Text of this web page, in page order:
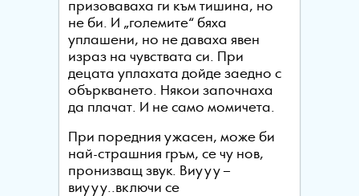
призоваваха ги към тишина, но
не би. И „големите“ бяха
уплашени, но не даваха явен
израз на чувствата си. При
децата уплахата дойде заедно с
объркването. Някои започнаха
да плачат. И не само момичета.
При поредния ужасен, може би
най-страшния гръм, се чу нов,
пронизващ звук. Виууу –
виууу..включи се